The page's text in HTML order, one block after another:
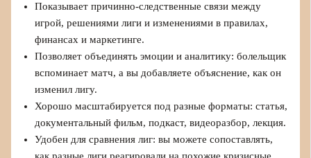
Показывает причинно-следственные связи между
игрой, решениями лиги и изменениями в правилах,
финансах и маркетинге.
Позволяет объединять эмоции и аналитику: болельщик
вспоминает матч, а вы добавляете объяснение, как он
изменил лигу.
Хорошо масштабируется под разные форматы: статья,
документальный фильм, подкаст, видеоразбор, лекция.
Удобен для сравнения лиг: вы можете сопоставлять,